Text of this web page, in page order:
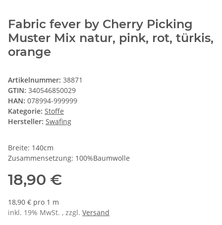
Fabric fever by Cherry Picking
Muster Mix natur, pink, rot, türkis,
orange
Artikelnummer: 38871
GTIN: 340546850029
HAN: 078994-999999
Kategorie: Stoffe
Hersteller: Swafing
Breite: 140cm
Zusammensetzung: 100%Baumwolle
18,90 €
18,90 € pro 1 m
inkl. 19% MwSt. , zzgl. Versand